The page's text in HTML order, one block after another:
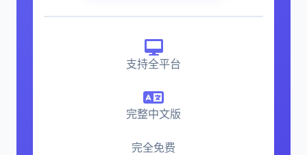
支持全平台
完整中文版
完全免费